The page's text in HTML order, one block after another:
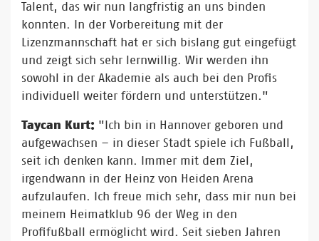
Talent, das wir nun langfristig an uns binden
konnten. In der Vorbereitung mit der
Lizenzmannschaft hat er sich bislang gut eingefügt
und zeigt sich sehr lernwillig. Wir werden ihn
sowohl in der Akademie als auch bei den Profis
individuell weiter fördern und unterstützen."
Taycan Kurt: "Ich bin in Hannover geboren und
aufgewachsen – in dieser Stadt spiele ich Fußball,
seit ich denken kann. Immer mit dem Ziel,
irgendwann in der Heinz von Heiden Arena
aufzulaufen. Ich freue mich sehr, dass mir nun bei
meinem Heimatklub 96 der Weg in den
Profifußball ermöglicht wird. Seit sieben Jahren